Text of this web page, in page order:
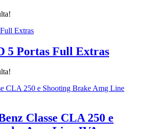
5 Portas Full Extras
Classe CLA 250 e